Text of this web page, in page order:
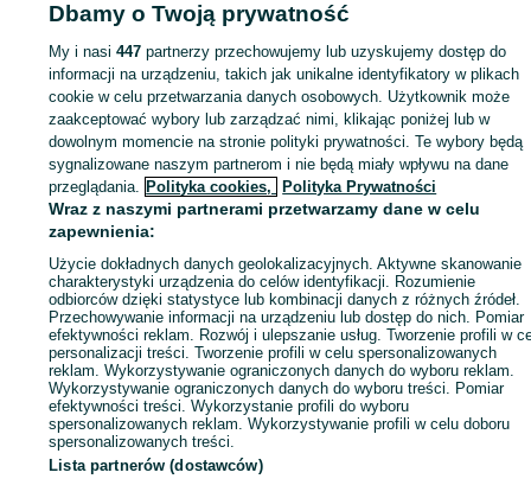
Zaloguj się lub załóż konto na OLX, aby skontaktować się z
sprzedającym
Zaloguj się / Załóż konto
Zadzwoń / SMS Wyślij wiadomość
Dbamy o Twoją prywatność
My i nasi447 partnerzy przechowujemy lub uzyskujemy dostęp do
informacji na urządzeniu, takich jak unikalne identyfikatory w plikach
cookie w celu przetwarzania danych osobowych. Użytkownik może
zaakceptować wybory lub zarządzać nimi, klikając poniżej lub w
dowolnym momencie na stronie polityki prywatności. Te wybory będą
sygnalizowane naszym partnerom i nie będą miały wpływu na dane
przeglądania. Polityka cookies, Polityka Prywatności
Wraz z naszymi partnerami przetwarzamy dane w celu
zapewnienia:
Użycie dokładnych danych geolokalizacyjnych. Aktywne skanowanie
charakterystyki urządzenia do celów identyfikacji. Rozumienie
odbiorców dzięki statystyce lub kombinacji danych z różnych źródeł.
Przechowywanie informacji na urządzeniu lub dostęp do nich. Pomiar
efektywności reklam. Rozwój i ulepszanie usług. Tworzenie profili w
personalizacji treści. Tworzenie profili w celu spersonalizowanych
reklam. Wykorzystywanie ograniczonych danych do wyboru reklam.
Wykorzystywanie ograniczonych danych do wyboru treści. Pomiar
efektywności treści. Wykorzystanie profili do wyboru
spersonalizowanych reklam. Wykorzystywanie profili w celu doboru
spersonalizowanych treści.
Lista partnerów (dostawców)